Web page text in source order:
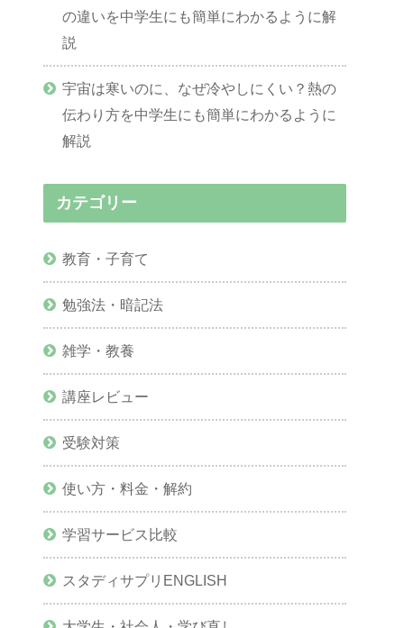
の違いを中学生にも簡単にわかるように解
説
宇宙は寒いのに、なぜ冷やしにくい？熱の
伝わり方を中学生にも簡単にわかるように
解説
カテゴリー
教育・子育て
勉強法・暗記法
雑学・教養
講座レビュー
受験対策
使い方・料金・解約
学習サービス比較
スタディサプリENGLISH